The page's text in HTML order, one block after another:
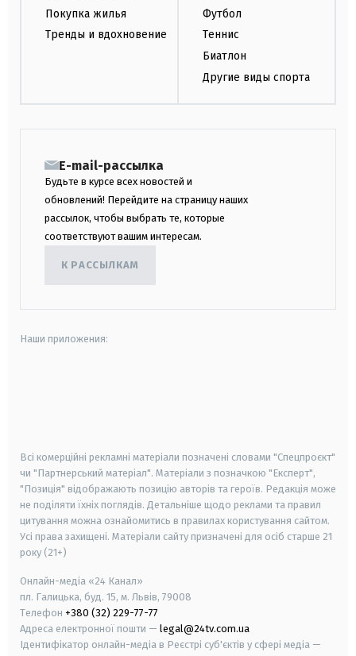
Покупка жилья
Тренды и вдохновение
Футбол
Теннис
Биатлон
Другие виды спорта
E-mail-рассылка
Будьте в курсе всех новостей и
обновлений! Перейдите на страницу наших
рассылок, чтобы выбрать те, которые
соответствуют вашим интересам.
К РАССЫЛКАМ
Наши приложения:
Всі комерційні рекламні матеріали позначені словами "Спецпроєкт"
чи "Партнерський матеріал". Матеріали з позначкою "Експерт",
"Позиція" відображають позицію авторів та героїв. Редакція може
не поділяти їхніх поглядів. Детальніше щодо реклами та правил
цитування можна ознайомитись в правилах користування сайтом.
Усі права захищені. Матеріали сайту призначені для осіб старше 21
року (21+)
Онлайн-медіа «24 Канал»
пл. Галицька, буд. 15, м. Львів, 79008
Телефон +380 (32) 229-77-77
Адреса електронної пошти — legal@24tv.com.ua
Ідентифікатор онлайн-медіа в Реєстрі суб'єктів у сфері медіа —